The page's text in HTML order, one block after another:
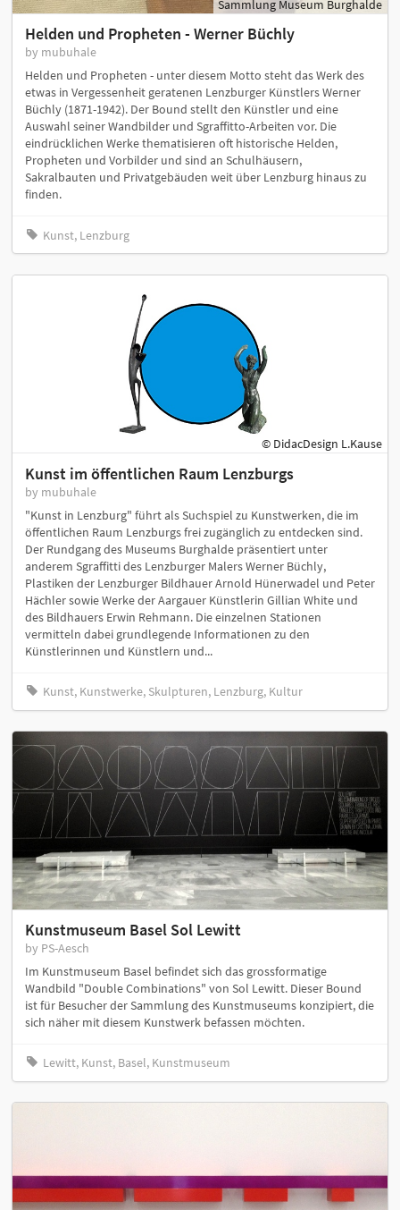
Sammlung Museum Burghalde
Helden und Propheten - Werner Büchly
by mubuhale
Helden und Propheten - unter diesem Motto steht das Werk des
etwas in Vergessenheit geratenen Lenzburger Künstlers Werner
Büchly (1871-1942). Der Bound stellt den Künstler und eine
Auswahl seiner Wandbilder und Sgraffitto-Arbeiten vor. Die
eindrücklichen Werke thematisieren oft historische Helden,
Propheten und Vorbilder und sind an Schulhäusern,
Sakralbauten und Privatgebäuden weit über Lenzburg hinaus zu
finden.
Kunst, Lenzburg
© DidacDesign L.Kause
Kunst im öffentlichen Raum Lenzburgs
by mubuhale
"Kunst in Lenzburg" führt als Suchspiel zu Kunstwerken, die im
öffentlichen Raum Lenzburgs frei zugänglich zu entdecken sind.
Der Rundgang des Museums Burghalde präsentiert unter
anderem Sgraffitti des Lenzburger Malers Werner Büchly,
Plastiken der Lenzburger Bildhauer Arnold Hünerwadel und Peter
Hächler sowie Werke der Aargauer Künstlerin Gillian White und
des Bildhauers Erwin Rehmann. Die einzelnen Stationen
vermitteln dabei grundlegende Informationen zu den
Künstlerinnen und Künstlern und...
Kunst, Kunstwerke, Skulpturen, Lenzburg, Kultur
Kunstmuseum Basel Sol Lewitt
by PS-Aesch
Im Kunstmuseum Basel befindet sich das grossformatige
Wandbild "Double Combinations" von Sol Lewitt. Dieser Bound
ist für Besucher der Sammlung des Kunstmuseums konzipiert, die
sich näher mit diesem Kunstwerk befassen möchten.
Lewitt, Kunst, Basel, Kunstmuseum